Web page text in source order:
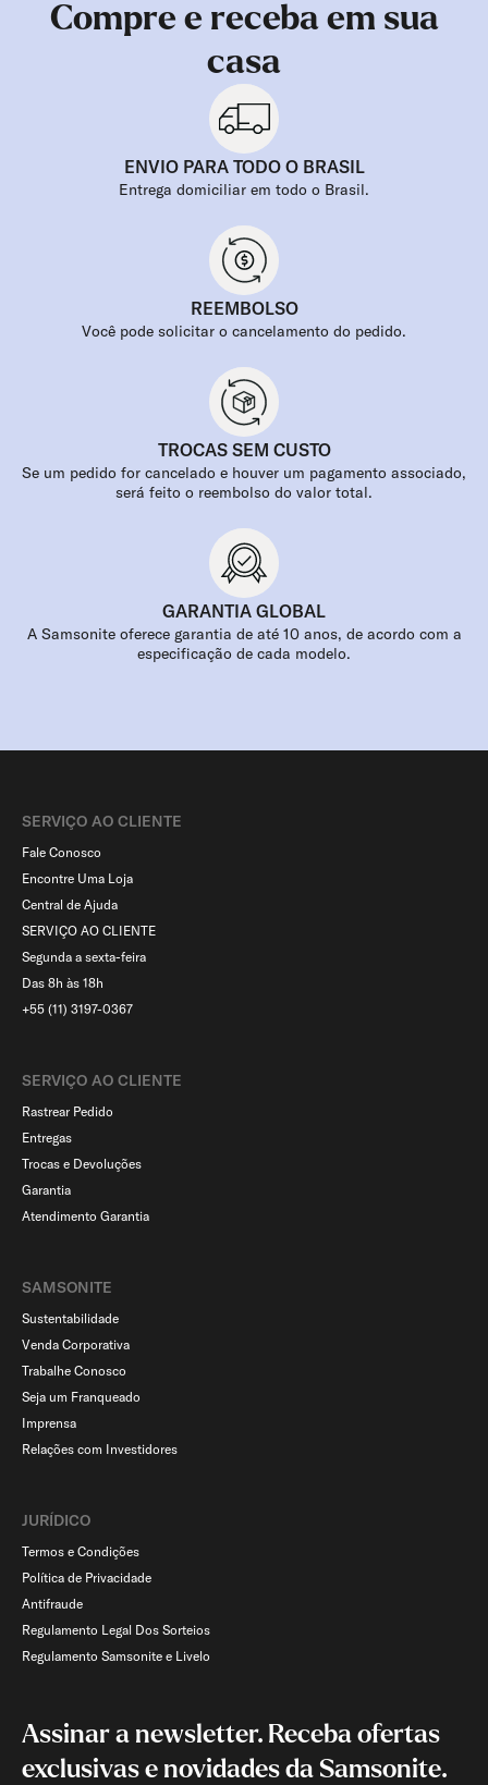
Compre e receba em sua
casa
ENVIO PARA TODO O BRASIL
Entrega domiciliar em todo o Brasil.
REEMBOLSO
Você pode solicitar o cancelamento do pedido.
TROCAS SEM CUSTO
Se um pedido for cancelado e houver um pagamento associado,
será feito o reembolso do valor total.
GARANTIA GLOBAL
A Samsonite oferece garantia de até 10 anos, de acordo com a
especificação de cada modelo.
SERVIÇO AO CLIENTE​
Fale Conosco
Encontre Uma Loja
Central de Ajuda
SERVIÇO AO CLIENTE
Segunda a sexta-feira
Das 8h às 18h
+55 (11) 3197-0367
SERVIÇO AO CLIENTE​
Rastrear Pedido
Entregas
Trocas e Devoluções
Garantia
Atendimento Garantia
SAMSONITE
Sustentabilidade
Venda Corporativa
Trabalhe Conosco
Seja um Franqueado
Imprensa
Relações com Investidores
JURÍDICO
Termos e Condições
Política de Privacidade
Antifraude
Regulamento Legal Dos Sorteios
Regulamento Samsonite e Livelo
Assinar a newsletter. Receba ofertas
exclusivas e novidades da Samsonite.